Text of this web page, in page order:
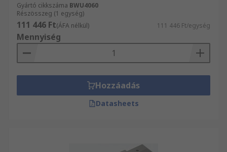
Gyártó cikkszáma BWU4060
Részösszeg (1 egység)
111 446 Ft(ÁFA nélkül) 111 446 Ft/egység
Mennyiség
Hozzáadás
Datasheets